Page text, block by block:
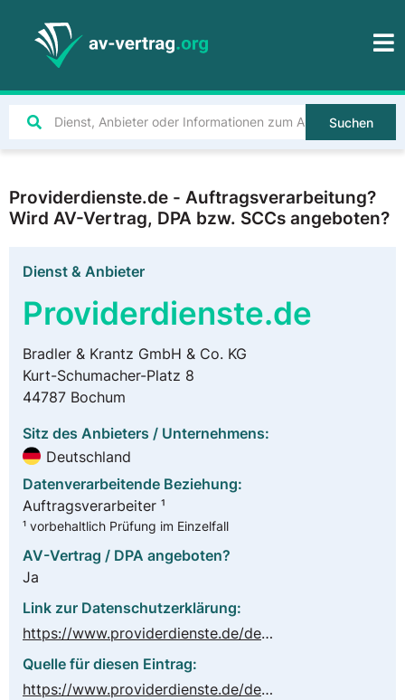
Suchen
Providerdienste.de - Auftragsverarbeitung?
Wird AV-Vertrag, DPA bzw. SCCs angeboten?
Dienst & Anbieter
Providerdienste.de
Bradler & Krantz GmbH & Co. KG
Kurt-Schumacher-Platz 8
44787 Bochum
Sitz des Anbieters / Unternehmens:
Deutschland
Datenverarbeitende Beziehung:
Auftragsverarbeiter ¹
¹ vorbehaltlich Prüfung im Einzelfall
AV-Vertrag / DPA angeboten?
Ja
Link zur Datenschutzerklärung:
https://www.providerdienste.de/de/unternehmen/datenschutz/
Quelle für diesen Eintrag:
https://www.providerdienste.de/de/unternehmen/datenschutz/